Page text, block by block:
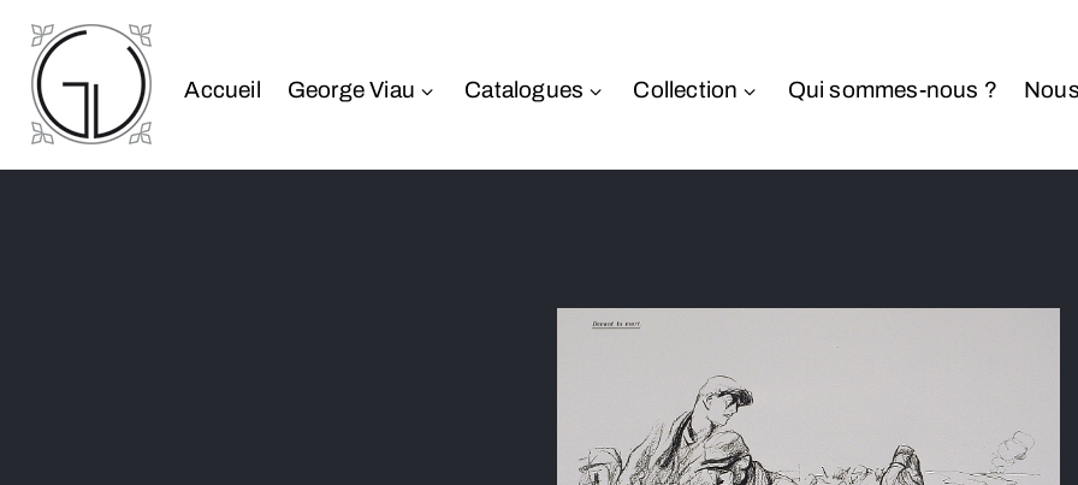
Accueil George Viau Catalogues Collection Qui sommes-nous ?